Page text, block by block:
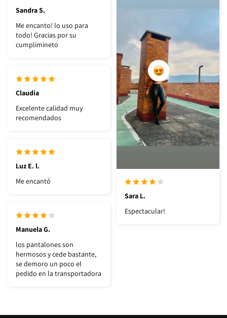
Sandra S.
Me encanto! lo uso para
todo! Gracias por su
cumplimineto
Sara L.
Espectacular!
Claudia
Excelente calidad muy
recomendados
Luz E. l.
Me encantó
Manuela G.
los pantalones son
hermosos y cede bastante,
se demoro un poco el
pedido en la transportadora